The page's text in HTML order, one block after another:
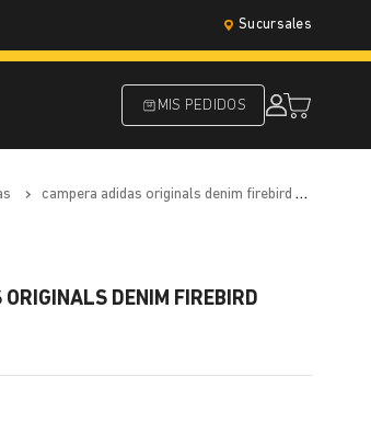
Sucursales
MIS PEDIDOS
campera adidas originals denim firebird mujer
DENIM FIREBIRD